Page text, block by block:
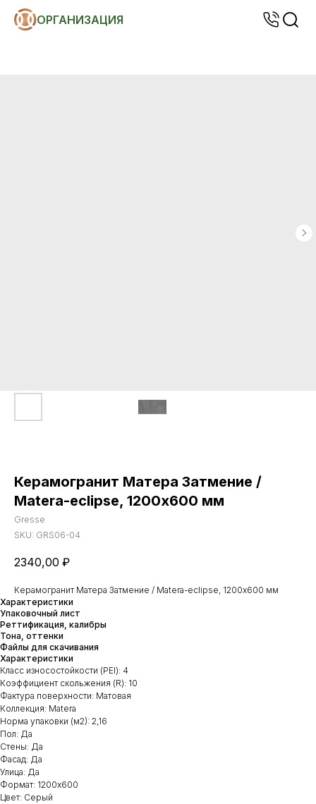
ОРГАНИЗАЦИЯ
Керамогранит Матера Затмение /
Matera-eclipse, 1200х600 мм
Gresse
SKU: GRS06-04
2340,00 ₽
Керамогранит Матера Затмение / Matera-eclipse, 1200х600 мм
Характеристики
Упаковочный лист
Реттификация, калибры
Тона, оттенки
Файлы для скачивания
Характеристики
Класс износостойкости (PEI): 4
Коэффициент скольжения (R): 10
Фактура поверхности: Матовая
Коллекция: Matera
Норма упаковки (м2): 2,16
Пол: Да
Стены: Да
Фасад: Да
Улица: Да
Формат: 1200х600
Цвет: Серый